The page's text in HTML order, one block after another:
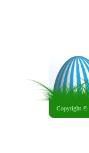
Copyright ©